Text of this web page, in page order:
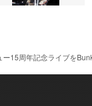
15周年記念ライブを